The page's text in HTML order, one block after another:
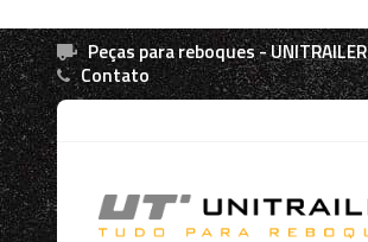
Peças para reboques - UNITRAILER
Contato